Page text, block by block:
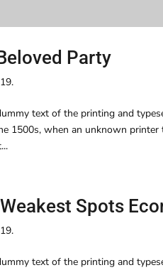
Party
text of the printing and
1500s, when an unknown
Spots
text of the printing and